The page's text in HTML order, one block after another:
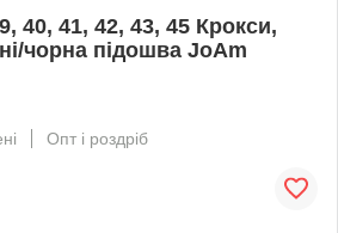
40, 41, 42, 43, 45 Крокси,
чорна підошва JoAm
Опт і роздріб